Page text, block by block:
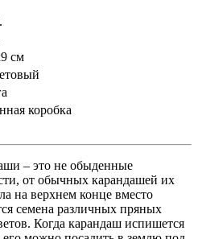
см
коробка
– это не обыденные
от обычных карандашей их
на верхнем конце вместо
семена различных пряных
Когда карандаш испишется